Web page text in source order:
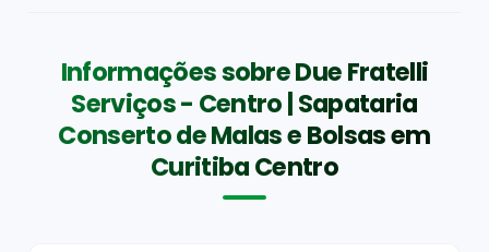
Informações sobre Due Fratelli
Serviços - Centro | Sapataria
Conserto de Malas e Bolsas em
Curitiba Centro